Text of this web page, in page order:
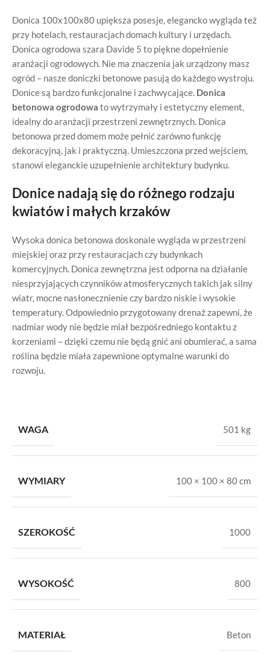
Donica 100x100x80 upiększa posesje, elegancko wygląda też
przy hotelach, restauracjach domach kultury i urzędach.
Donica ogrodowa szara Davide 5 to piękne dopełnienie
aranżacji ogrodowych. Nie ma znaczenia jak urządzony masz
ogród – nasze doniczki betonowe pasują do każdego wystroju.
Donice są bardzo funkcjonalne i zachwycające. Donica
betonowa ogrodowa to wytrzymały i estetyczny element,
idealny do aranżacji przestrzeni zewnętrznych. Donica
betonowa przed domem może pełnić zarówno funkcję
dekoracyjną, jak i praktyczną. Umieszczona przed wejściem,
stanowi eleganckie uzupełnienie architektury budynku.
Donice nadają się do różnego rodzaju
kwiatów i małych krzaków
Wysoka donica betonowa doskonale wygląda w przestrzeni
miejskiej oraz przy restauracjach czy budynkach
komercyjnych. Donica zewnętrzna jest odporna na działanie
niesprzyjających czynników atmosferycznych takich jak silny
wiatr, mocne nasłonecznienie czy bardzo niskie i wysokie
temperatury. Odpowiednio przygotowany drenaż zapewni, że
nadmiar wody nie będzie miał bezpośredniego kontaktu z
korzeniami – dzięki czemu nie będą gnić ani obumierać, a sama
roślina będzie miała zapewnione optymalne warunki do
rozwoju.
WAGA 501 kg
WYMIARY 100 × 100 × 80 cm
SZEROKOŚĆ 1000
WYSOKOŚĆ 800
MATERIAŁ Beton